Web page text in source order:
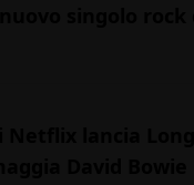
singolo rock
lancia Long
David Bowie